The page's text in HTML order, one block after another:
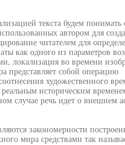
текста будем понимать
автором для
читателем для
как одного из параметров
локализация во времени
представляет собой операцию
художественного
историческим
случае речь идет о внешнем
закономерности
мира средствами так